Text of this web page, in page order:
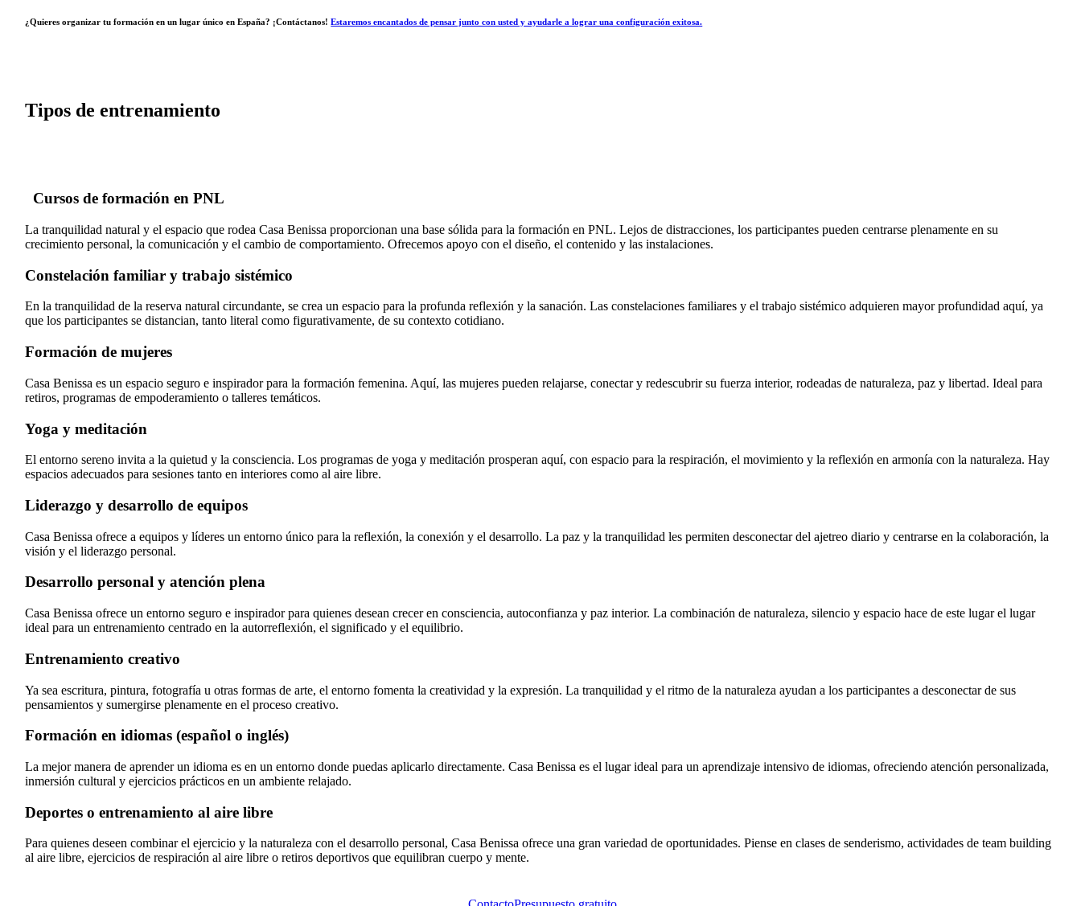
¿Quieres organizar tu formación en un lugar único en España? ¡Contáctanos!Estaremos encantados de pensar junto con usted y ayudarle a lograr una configuración exitosa.
Tipos de entrenamiento
Cursos de formación en PNL
La tranquilidad natural y el espacio que rodea Casa Benissa proporcionan una base sólida para la formación en PNL. Lejos de distracciones, los participantes pueden centrarse plenamente en su
crecimiento personal, la comunicación y el cambio de comportamiento. Ofrecemos apoyo con el diseño, el contenido y las instalaciones.
Constelación familiar y trabajo sistémico
En la tranquilidad de la reserva natural circundante, se crea un espacio para la profunda reflexión y la sanación. Las constelaciones familiares y el trabajo sistémico adquieren mayor profundidad aquí, ya
que los participantes se distancian, tanto literal como figurativamente, de su contexto cotidiano.
Formación de mujeres
Casa Benissa es un espacio seguro e inspirador para la formación femenina. Aquí, las mujeres pueden relajarse, conectar y redescubrir su fuerza interior, rodeadas de naturaleza, paz y libertad. Ideal para
retiros, programas de empoderamiento o talleres temáticos.
Yoga y meditación
El entorno sereno invita a la quietud y la consciencia. Los programas de yoga y meditación prosperan aquí, con espacio para la respiración, el movimiento y la reflexión en armonía con la naturaleza. Hay
espacios adecuados para sesiones tanto en interiores como al aire libre.
Liderazgo y desarrollo de equipos
Casa Benissa ofrece a equipos y líderes un entorno único para la reflexión, la conexión y el desarrollo. La paz y la tranquilidad les permiten desconectar del ajetreo diario y centrarse en la colaboración, la
visión y el liderazgo personal.
Desarrollo personal y atención plena
Casa Benissa ofrece un entorno seguro e inspirador para quienes desean crecer en consciencia, autoconfianza y paz interior. La combinación de naturaleza, silencio y espacio hace de este lugar el lugar
ideal para un entrenamiento centrado en la autorreflexión, el significado y el equilibrio.
Entrenamiento creativo
Ya sea escritura, pintura, fotografía u otras formas de arte, el entorno fomenta la creatividad y la expresión. La tranquilidad y el ritmo de la naturaleza ayudan a los participantes a desconectar de sus
pensamientos y sumergirse plenamente en el proceso creativo.
Formación en idiomas (español o inglés)
La mejor manera de aprender un idioma es en un entorno donde puedas aplicarlo directamente. Casa Benissa es el lugar ideal para un aprendizaje intensivo de idiomas, ofreciendo atención personalizada,
inmersión cultural y ejercicios prácticos en un ambiente relajado.
Deportes o entrenamiento al aire libre
Para quienes deseen combinar el ejercicio y la naturaleza con el desarrollo personal, Casa Benissa ofrece una gran variedad de oportunidades. Piense en clases de senderismo, actividades de team building
al aire libre, ejercicios de respiración al aire libre o retiros deportivos que equilibran cuerpo y mente.